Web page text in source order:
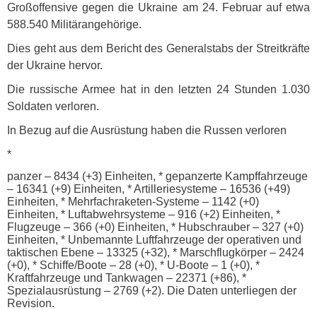
Großoffensive gegen die Ukraine am 24. Februar auf etwa
588.540 Militärangehörige.
Dies geht aus dem Bericht des Generalstabs der Streitkräfte
der Ukraine hervor.
Die russische Armee hat in den letzten 24 Stunden 1.030
Soldaten verloren.
In Bezug auf die Ausrüstung haben die Russen verloren
*
panzer – 8434 (+3) Einheiten, * gepanzerte Kampffahrzeuge
– 16341 (+9) Einheiten, * Artilleriesysteme – 16536 (+49)
Einheiten, * Mehrfachraketen-Systeme – 1142 (+0)
Einheiten, * Luftabwehrsysteme – 916 (+2) Einheiten, *
Flugzeuge – 366 (+0) Einheiten, * Hubschrauber – 327 (+0)
Einheiten, * Unbemannte Luftfahrzeuge der operativen und
taktischen Ebene – 13325 (+32), * Marschflugkörper – 2424
(+0), * Schiffe/Boote – 28 (+0), * U-Boote – 1 (+0), *
Kraftfahrzeuge und Tankwagen – 22371 (+86), *
Spezialausrüstung – 2769 (+2). Die Daten unterliegen der
Revision.